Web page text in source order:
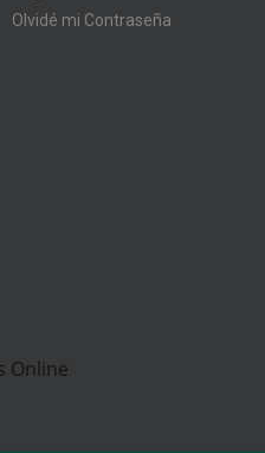
Olvidé mi Contraseña